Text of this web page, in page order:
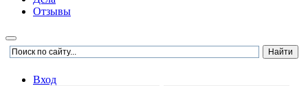
Отзывы
Вход